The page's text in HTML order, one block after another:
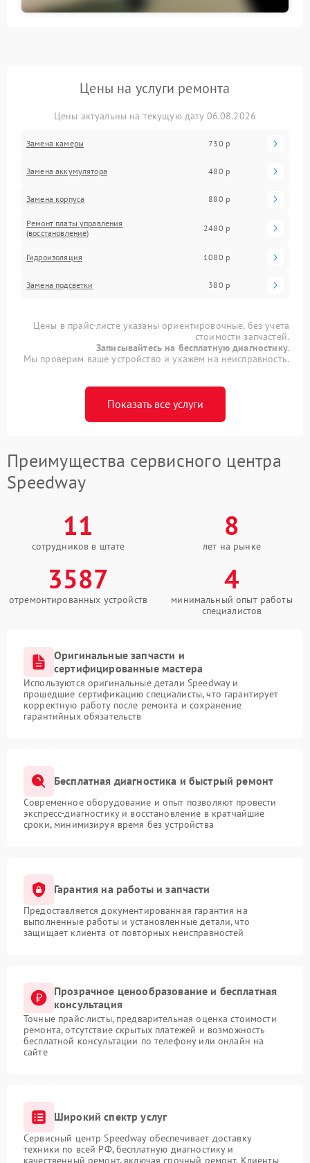
Цены на услуги ремонта
Цены актуальны на текущую дату 06.08.2026
Замена камеры 730 р
Замена аккумулятора 480 р
Замена корпуса 880 р
Ремонт платы управления
(восстановление)
2480 р
Гидроизоляция 1080 р
Замена подсветки 380 р
Цены в прайс-листе указаны ориентировочные, без учета
стоимости запчастей.
Записывайтесь на бесплатную диагностику.
Мы проверим ваше устройство и укажем на неисправность.
Показать все услуги
Преимущества сервисного центра
Speedway
11
сотрудников в штате
8
лет на рынке
3587
отремонтированных устройств
4
минимальный опыт работы
специалистов
Оригинальные запчасти и
сертифицированные мастера
Используются оригинальные детали Speedway и
прошедшие сертификацию специалисты, что гарантирует
корректную работу после ремонта и сохранение
гарантийных обязательств
Бесплатная диагностика и быстрый ремонт
Современное оборудование и опыт позволяют провести
экспресс-диагностику и восстановление в кратчайшие
сроки, минимизируя время без устройства
Гарантия на работы и запчасти
Предоставляется документированная гарантия на
выполненные работы и установленные детали, что
защищает клиента от повторных неисправностей
Прозрачное ценообразование и бесплатная
консультация
Точные прайс-листы, предварительная оценка стоимости
ремонта, отсутствие скрытых платежей и возможность
бесплатной консультации по телефону или онлайн на
сайте
Широкий спектр услуг
Сервисный центр Speedway обеспечивает доставку
техники по всей РФ, бесплатную диагностику и
качественный ремонт, включая срочный ремонт. Клиенты